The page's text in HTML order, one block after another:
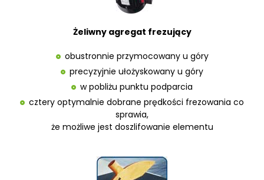
Żeliwny agregat frezujący
obustronnie przymocowany u góry
precyzyjnie ułożyskowany u góry
w pobliżu punktu podparcia
cztery optymalnie dobrane prędkości frezowania co
sprawia,
że możliwe jest doszlifowanie elementu